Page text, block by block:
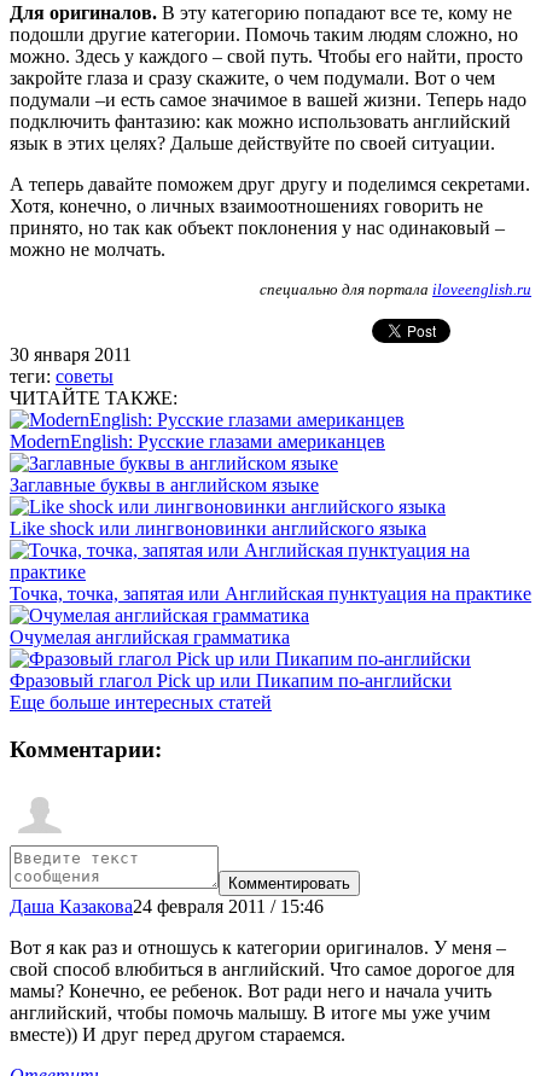
Для оригиналов. В эту категорию попадают все те, кому не
подошли другие категории. Помочь таким людям сложно, но
можно. Здесь у каждого – свой путь. Чтобы его найти, просто
закройте глаза и сразу скажите, о чем подумали. Вот о чем
подумали –и есть самое значимое в вашей жизни. Теперь надо
подключить фантазию: как можно использовать английский
язык в этих целях? Дальше действуйте по своей ситуации.
А теперь давайте поможем друг другу и поделимся секретами.
Хотя, конечно, о личных взаимоотношениях говорить не
принято, но так как объект поклонения у нас одинаковый –
можно не молчать.
специально для портала iloveenglish.ru
30 января 2011
теги: советы
ЧИТАЙТЕ ТАКЖЕ:
ModernEnglish: Русские глазами американцев
Заглавные буквы в английском языке
Like shock или лингвоновинки английского языка
Точка, точка, запятая или Английская пунктуация на практике
Очумелая английская грамматика
Фразовый глагол Pick up или Пикапим по-английски
Еще больше интересных статей
Комментарии:
Даша Казакова24 февраля 2011 / 15:46
Вот я как раз и отношусь к категории оригиналов. У меня –
свой способ влюбиться в английский. Что самое дорогое для
мамы? Конечно, ее ребенок. Вот ради него и начала учить
английский, чтобы помочь малышу. В итоге мы уже учим
вместе)) И друг перед другом стараемся.